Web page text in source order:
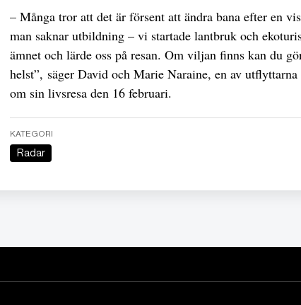
– Många tror att det är försent att ändra bana efter en
man saknar utbildning – vi startade lantbruk och
ämnet och lärde oss på resan. Om viljan finns kan du
helst”, säger David och Marie Naraine, en av
om sin livsresa den 16 februari.
KATEGORI
Radar